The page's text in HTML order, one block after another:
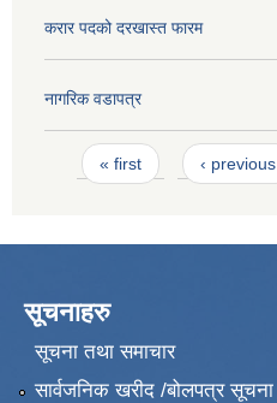
करार पदको दरखास्त फारम
नागरिक वडापत्र
Pages
« first ‹ previous
सूचनाहरु
सूचना तथा समाचार
सार्वजनिक खरीद /बोलपत्र सूचना